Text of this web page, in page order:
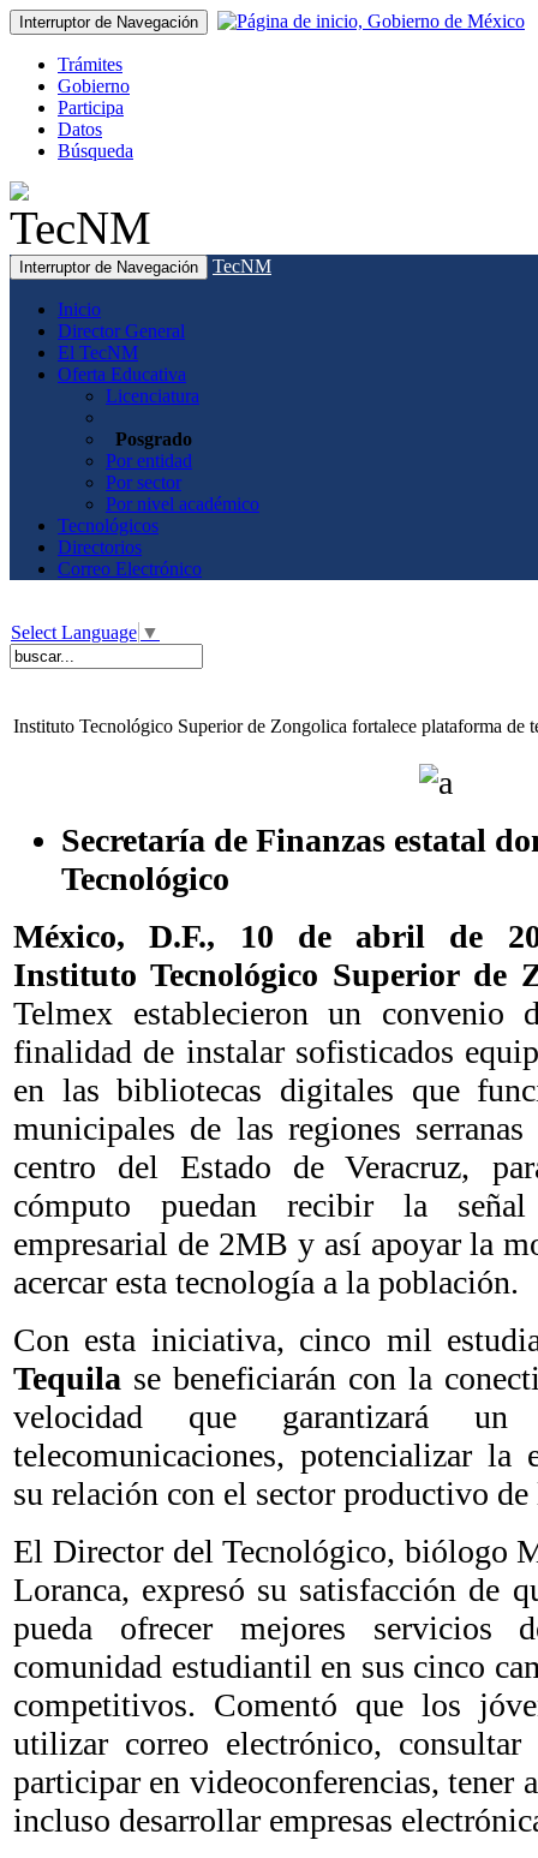
Interruptor de Navegación
Trámites
Gobierno
Participa
Datos
Búsqueda
Interruptor de Navegación TecNM
Inicio
Director General
El TecNM
Oferta Educativa
Licenciatura
Posgrado
Por entidad
Por sector
Por nivel académico
Tecnológicos
Directorios
Correo Electrónico
Select Language ▼
Instituto Tecnológico Superior de Zongolica fortalece plataforma de
Secretaría de Finanzas estatal
Tecnológico
México, D.F., 10 de abril de
Instituto Tecnológico Superior de
Telmex establecieron un convenio
finalidad de instalar sofisticados
en las bibliotecas digitales que
municipales de las regiones
centro del Estado de Veracruz,
cómputo puedan recibir la
empresarial de 2MB y así apoyar la
acercar esta tecnología a la población.
Con esta iniciativa, cinco mil
Tequila se beneficiarán con la
velocidad que garantizará
telecomunicaciones, potencializar la
su relación con el sector productivo de
El Director del Tecnológico, biólogo
Loranca, expresó su satisfacción de
pueda ofrecer mejores servicios
comunidad estudiantil en sus cinco
competitivos. Comentó que los
utilizar correo electrónico, consultar
participar en videoconferencias, tener
incluso desarrollar empresas